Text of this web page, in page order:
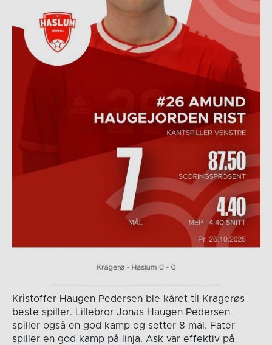
Kristoffer Haugen Pedersen ble kåret til Kragerøs
beste spiller. Lillebror Jonas Haugen Pedersen
spiller også en god kamp og setter 8 mål. Fater
spiller en god kamp på linja. Ask var effektiv på